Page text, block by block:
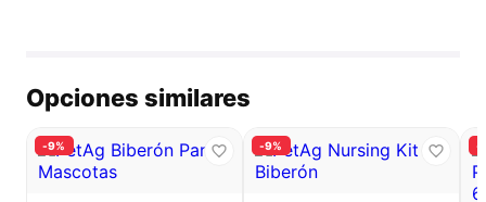
Opciones similares
-9% -9% -